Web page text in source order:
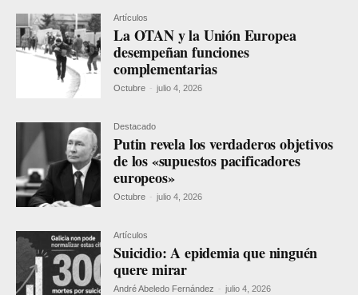
Artículos
La OTAN y la Unión Europea
desempeñan funciones
complementarias
Octubre - julio 4, 2026
Destacado
Putin revela los verdaderos objetivos
de los «supuestos pacificadores
europeos»
Octubre - julio 4, 2026
Artículos
Suicidio: A epidemia que ninguén
quere mirar
André Abeledo Fernández - julio 4, 2026